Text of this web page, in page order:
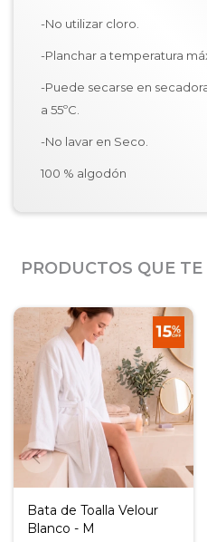
-No utilizar cloro.
-Planchar a temperatura
-Puede secarse en
a 55ºC.
-No lavar en Seco.
100 % algodón
PRODUCTOS QUE
Bata de Toalla Velour
Blanco - M